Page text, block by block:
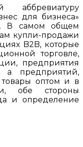
аббревиатуру
для бизнеса»
В самом общем
купли-продажи
B2B, которые
торговле,
предприятия
а предприятий,
оптом и в
обе стороны
и определение